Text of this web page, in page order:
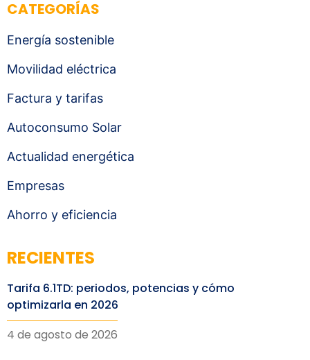
CATEGORÍAS
Energía sostenible
Movilidad eléctrica
Factura y tarifas
Autoconsumo Solar
Actualidad energética
Empresas
Ahorro y eficiencia
RECIENTES
Tarifa 6.1TD: periodos, potencias y cómo
optimizarla en 2026
4 de agosto de 2026